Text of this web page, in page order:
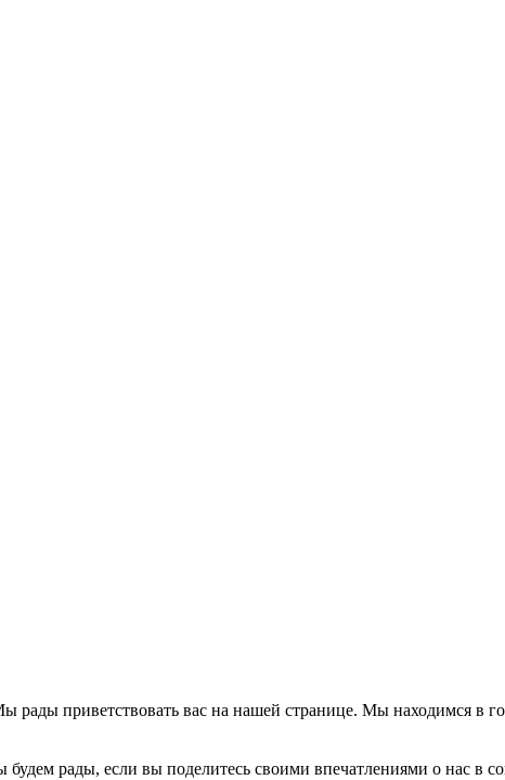
рады приветствовать вас на нашей странице. Мы находимся в
рады, если вы поделитесь своими впечатлениями о нас в